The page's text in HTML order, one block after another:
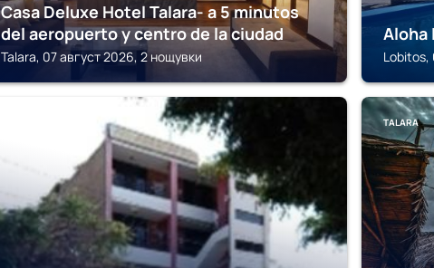
Casa Deluxe Hotel Talara- a 5 minutos
del aeropuerto y centro de la ciudad
Talara, 07 август 2026, 2 нощувки
Aloha
Lobitos,
TALARA